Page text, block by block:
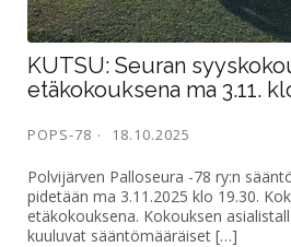
KUTSU: Seuran
etäkokouksena ma 3.11.
POPS-78 18.10.2025
Polvijärven Palloseura -78 ry:n
pidetään ma 3.11.2025 klo 19.30.
etäkokouksena. Kokouksen
kuuluvat sääntömääräiset […]